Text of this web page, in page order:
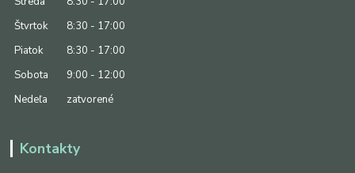
Štvrtok
8:30 - 17:00
Piatok
8:30 - 17:00
Sobota
9:00 - 12:00
Nedeľa
zatvorené
Kontakty